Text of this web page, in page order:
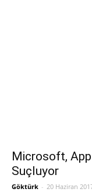
Microsoft,
Suçluyor
Göktürk - 20 Haziran